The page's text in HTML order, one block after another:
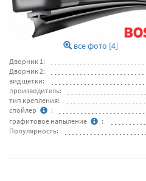
все фото [4]
Дворник 1:
Дворник 2:
вид щетки:
производитель:
тип крепления:
спойлер
:
графитовое напыление
:
Популярность: